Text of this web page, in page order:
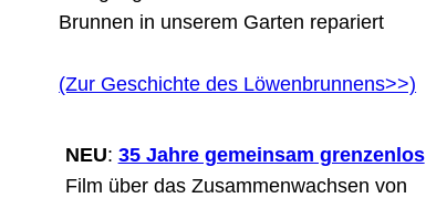
Brunnen in unserem Garten repariert
(Zur Geschichte des Löwenbrunnens>>)
NEU: 35 Jahre gemeinsam grenzenlos
Film über das Zusammenwachsen von